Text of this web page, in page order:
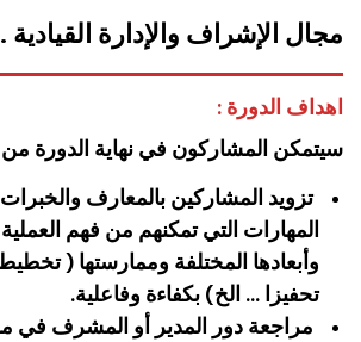
مجال الإشراف والإدارة القيادية .
اهداف الدورة :
سيتمكن المشاركون في نهاية الدورة
تزويد المشاركين بالمعارف
المهارات التي تمكنهم من فهم العملية
وأبعادها المختلفة وممارستها (
تحفيزا … الخ) بكفاءة وفاعلية.
مراجعة دور المدير أو المشرف في